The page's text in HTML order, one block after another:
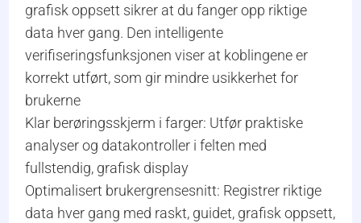
grafisk oppsett sikrer at du fanger opp riktige
data hver gang. Den intelligente
verifiseringsfunksjonen viser at koblingene er
korrekt utført, som gir mindre usikkerhet for
brukerne
Klar berøringsskjerm i farger: Utfør praktiske
analyser og datakontroller i felten med
fullstendig, grafisk display
Optimalisert brukergrensesnitt: Registrer riktige
data hver gang med raskt, guidet, grafisk oppsett,